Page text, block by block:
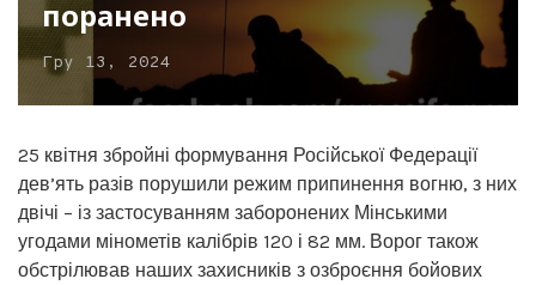
поранено
Гру 13, 2024
25 квітня збройні формування Російської Федерації
дев’ять разів порушили режим припинення вогню, з них
двічі – із застосуванням заборонених Мінськими
угодами мінометів калібрів 120 і 82 мм. Ворог також
обстрілював наших захисників з озброєння бойових